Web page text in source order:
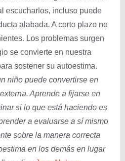
escucharlos, incluso puede
alabada. A corto plazo no
Los problemas surgen
se convierte en nuestra
sostener su autoestima.
niño puede convertirse en
Aprende a fijarse en
si lo que está haciendo es
a evaluarse a sí mismo
sobre la manera correcta
en los demás en lugar